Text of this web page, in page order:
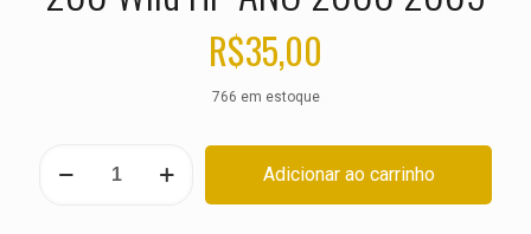
R$35,00
766 em estoque
Adicionar ao carrinho